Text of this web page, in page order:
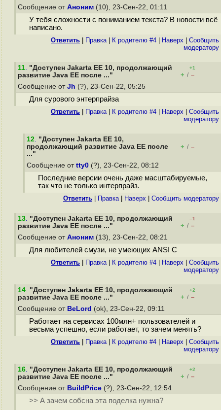
Сообщение от Аноним (10), 23-Сен-22, 01:11
У тебя сложности с пониманием текста? В новости всё
написано.
Ответить Правка| К родителю #4 Наверх
Cообщить
модератору
11. "Доступен Jakarta EE 10, продолжающий
развитие Java EE после ..."
+1
+ / –
Сообщение от Jh (?), 23-Сен-22, 05:25
Для сурового энтерпрайза
Ответить Правка| К родителю #4 Наверх
Cообщить
модератору
12. "Доступен Jakarta EE 10,
продолжающий развитие Java EE после
..."
+ / –
Сообщение от tty0 (?), 23-Сен-22, 08:12
Последние версии очень даже масштабируемые,
так что не только интерпрайз.
Ответить Правка| Наверх Cообщить модератору
13. "Доступен Jakarta EE 10, продолжающий
развитие Java EE после ..."
–1
+ / –
Сообщение от Аноним (13), 23-Сен-22, 08:21
Для любителей смузи, не умеющих ANSI C
Ответить Правка| К родителю #4 Наверх
Cообщить
модератору
14. "Доступен Jakarta EE 10, продолжающий
развитие Java EE после ..."
+2
+ / –
Сообщение от BeLord (ok), 23-Сен-22, 09:11
Работает на сервисах 100млн+ пользователей и
весьма успешно, если работает, то зачем менять?
Ответить Правка| К родителю #4 Наверх
Cообщить
модератору
16. "Доступен Jakarta EE 10, продолжающий
развитие Java EE после ..."
+2
+ / –
Сообщение от BuildPrice (?), 23-Сен-22, 12:54
>> А зачем собсна эта поделка нужна?